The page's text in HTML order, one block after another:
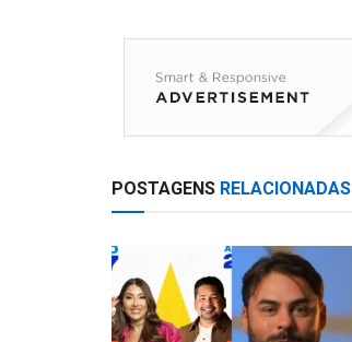
at
s
A
p
p
ar
e
POSTAGENS RELACIONADAS